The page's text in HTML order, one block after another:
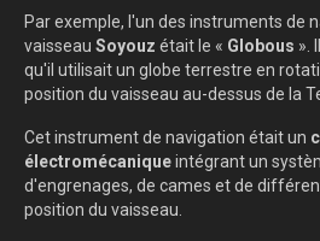
Par exemple, l'un des instruments de
vaisseau Soyouz était le « Globous ».
qu'il utilisait un globe terrestre en
position du vaisseau au-dessus de la
Cet instrument de navigation était un
électromécaniqueintégrant un
d'engrenages, de cames et de
position du vaisseau.